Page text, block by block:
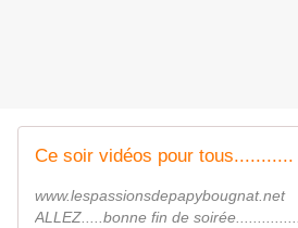
Ce soir vidéos pour tous...........
www.lespassionsdepapybougnat.net
ALLEZ.....bonne fin de soirée................